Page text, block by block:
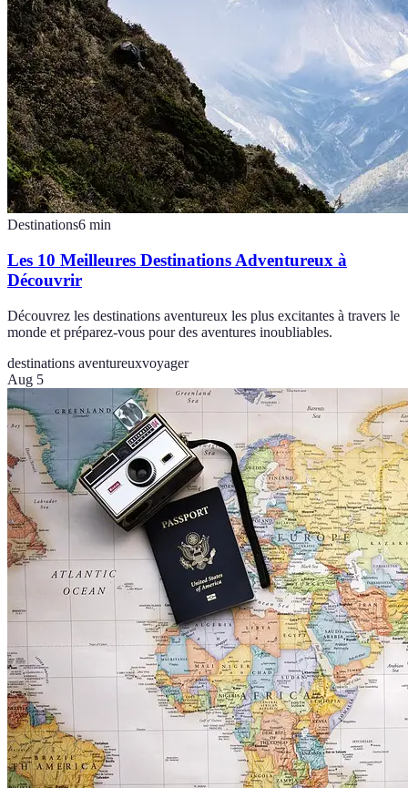
Destinations6 min
Les 10 Meilleures Destinations Adventureux à
Découvrir
Découvrez les destinations aventureux les plus excitantes à travers le
monde et préparez-vous pour des aventures inoubliables.
destinations aventureuxvoyager
Aug 5